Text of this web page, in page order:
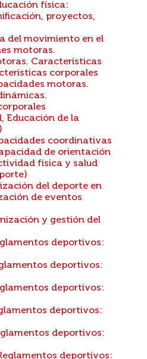
física:
proyectos,
del movimiento en el
motoras.
Características
corporales
motoras.
Educación de la
coordinativas
de orientación
física y salud
del deporte en
de eventos
y gestión del
deportivos:
deportivos:
deportivos:
deportivos:
deportivos:
deportivos: